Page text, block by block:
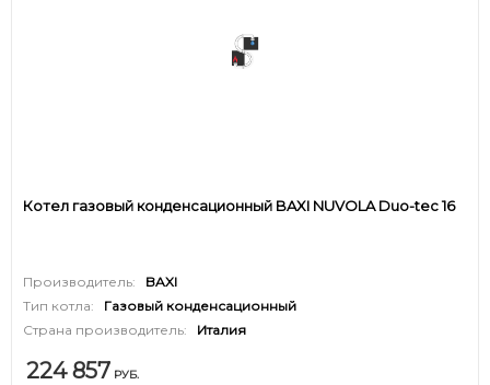
Котел газовый конденсационный BAXI NUVOLA Duo-tec 16
Производитель:
BAXI
Тип котла:
Газовый конденсационный
Страна производитель:
Италия
224 857 РУБ.